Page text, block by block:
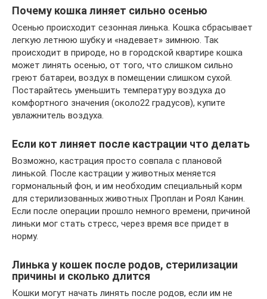
Почему кошка линяет сильно осенью
Осенью происходит сезонная линька. Кошка сбрасывает
легкую летнюю шубку и «надевает» зимнюю. Так
происходит в природе, но в городской квартире кошка
может линять осенью, от того, что слишком сильно
греют батареи, воздух в помещении слишком сухой.
Постарайтесь уменьшить температуру воздуха до
комфортного значения (около22 градусов), купите
увлажнитель воздуха.
Если кот линяет после кастрации что делать
Возможно, кастрация просто совпала с плановой
линькой. После кастрации у животных меняется
гормональный фон, и им необходим специальный корм
для стерилизованных животных Проплан и Роял Канин.
Если после операции прошло немного времени, причиной
линьки мог стать стресс, через время все придет в
норму.
Линька у кошек после родов, стерилизации
причины и сколько длится
Кошки могут начать линять после родов, если им не